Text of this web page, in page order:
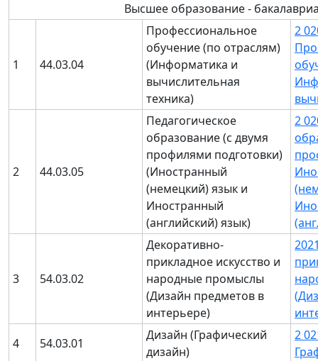
Высшее образование -
1 44.03.04
Профессиональное
обучение (по отраслям)
(Информатика и
вычислительная
техника)
2
2 44.03.05
Педагогическое
образование (с двумя
профилями подготовки)
(Иностранный
(немецкий) язык и
Иностранный
(английский) язык)
2
3 54.03.02
Декоративно-
прикладное искусство и
народные промыслы
(Дизайн предметов в
интерьере)
4
54.03.01
Дизайн (Графический
дизайн)
2